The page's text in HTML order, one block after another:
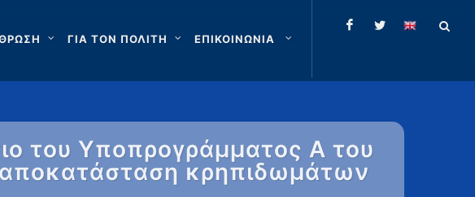
ΓΙΑ ΤΟΝ ΠΟΛΙΤΗ ΕΠΙΚΟΙΝΩΝΙΑ
του Υποπρογράμματος Α του
κρηπιδωμάτων